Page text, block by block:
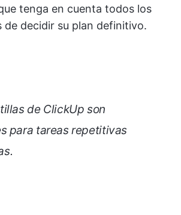
tenga en cuenta todos los
de decidir su plan definitivo.
de ClickUp son
para tareas repetitivas